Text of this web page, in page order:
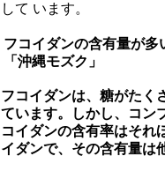
して います。
フコイダンの含有量が多
「沖縄モズク」
フコイダンは、糖がたく
ています。しかし、コン
コイダンの含有率はそれ
イダンで、その含有量は